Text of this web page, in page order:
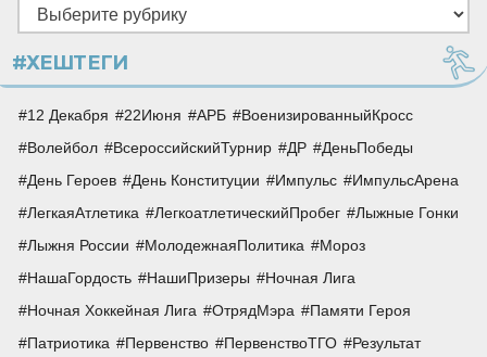
Рубрики
#ХЕШТЕГИ
12 Декабря 22Июня АРБ
ВоенизированныйКросс
Волейбол
ВсероссийскийТурнир ДР
ДеньПобеды
День Героев
День Конституции Импульс
ИмпульсАрена
ЛегкаяАтлетика
ЛегкоатлетическийПробег
Лыжные Гонки
Лыжня России
МолодежнаяПолитика
Мороз
НашаГордость
НашиПризеры
Ночная Лига
Ночная Хоккейная Лига
ОтрядМэра
Памяти Героя
Патриотика
Первенство ПервенствоТГО
Результат